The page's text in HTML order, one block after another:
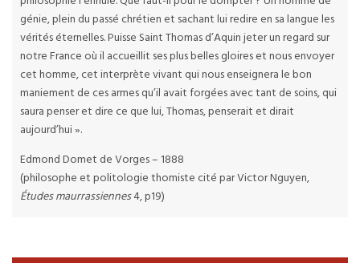
génie, plein du passé chrétien et sachant lui redire en sa langue les
vérités éternelles. Puisse Saint Thomas d’Aquin jeter un regard sur
notre France où il accueillit ses plus belles gloires et nous envoyer
cet homme, cet interprète vivant qui nous enseignera le bon
maniement de ces armes qu’il avait forgées avec tant de soins, qui
saura penser et dire ce que lui, Thomas, penserait et dirait
aujourd’hui ».
Edmond Domet de Vorges – 1888
(philosophe et politologie thomiste cité par Victor Nguyen,
Études maurrassiennes4, p19)